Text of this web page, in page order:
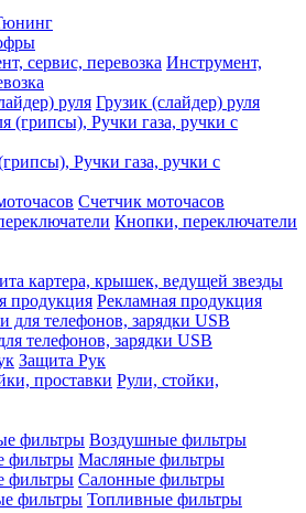
Инструмент,
Грузик (слайдер) руля
Ручки газа, ручки с
Счетчик моточасов
Кнопки, переключатели
картера, крышек, ведущей звезды
Рекламная продукция
телефонов, зарядки USB
Защита Рук
Рули, стойки,
Воздушные фильтры
Масляные фильтры
Салонные фильтры
Топливные фильтры